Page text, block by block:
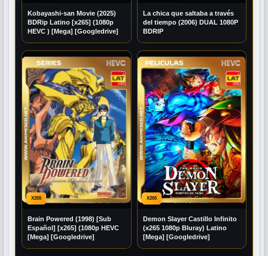
Kobayashi-san Movie (2025)
BDRip Latino [x265] (1080p
HEVC ) [Mega] [Googledrive]
La chica que saltaba a través
del tiempo (2006) DUAL 1080P
BDRIP
X265
Brain Powered (1998) [Sub
Español] [x265] (1080p HEVC
[Mega] [Googledrive]
X265
Demon Slayer Castillo Infinito
(x265 1080p Bluray) Latino
[Mega] [Googledrive]